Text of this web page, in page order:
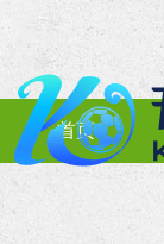
首页